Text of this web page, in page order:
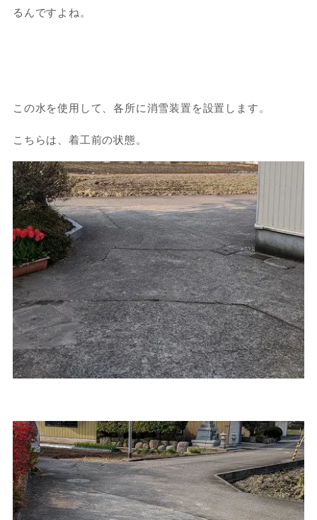
るんですよね。
この水を使用して、各所に消雪装置を設置します。
こちらは、着工前の状態。